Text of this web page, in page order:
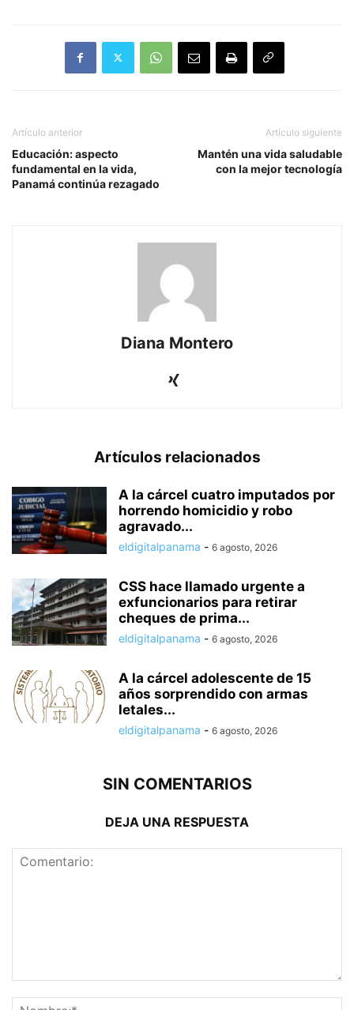
Artículo anterior
Educación: aspecto
fundamental en la vida,
Panamá continúa rezagado
Artículo siguiente
Mantén una vida saludable
con la mejor tecnología
Diana Montero
Artículos relacionados
A la cárcel cuatro imputados por
horrendo homicidio y robo
agravado...
eldigitalpanama - 6 agosto, 2026
CSS hace llamado urgente a
exfuncionarios para retirar
cheques de prima...
eldigitalpanama - 6 agosto, 2026
A la cárcel adolescente de 15
años sorprendido con armas
letales...
eldigitalpanama - 6 agosto, 2026
SIN COMENTARIOS
DEJA UNA RESPUESTA